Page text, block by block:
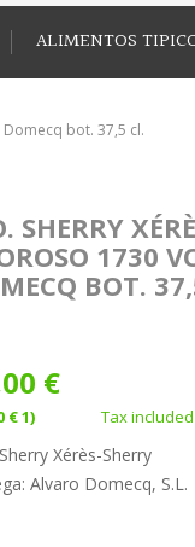
ALIMENTOS
Domecq bot. 37,5 cl.
SHERRY
1730
BOT.
€
€ 1) Tax included
Xérès-Sherry
Alvaro Domecq, S.L.